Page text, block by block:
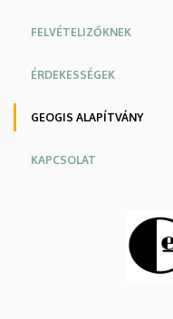
FELVÉTELIZŐKNEK
ÉRDEKESSÉGEK
GEOGIS ALAPÍTVÁNY
KAPCSOLAT